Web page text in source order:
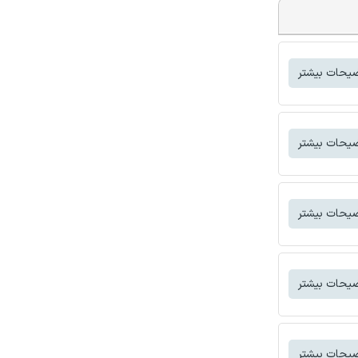
بیشتر
بیشتر
بیشتر
بیشتر